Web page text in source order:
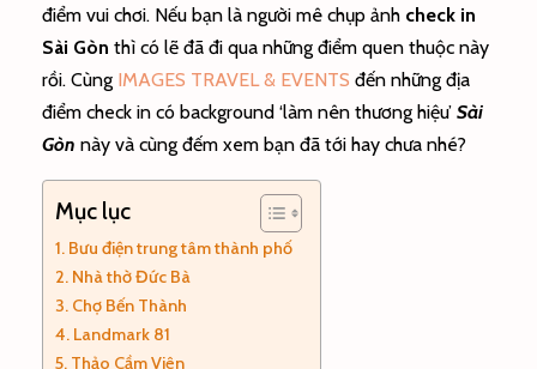
điểm vui chơi. Nếu bạn là người mê chụp ảnh check in
Sài Gòn thì có lẽ đã đi qua những điểm quen thuộc này
rồi. Cùng IMAGES TRAVEL & EVENTS đến những địa
điểm check in có background ‘làm nên thương hiệu’ Sài
Gòn này và cùng đếm xem bạn đã tới hay chưa nhé?
Mục lục
Bưu điện trung tâm thành phố
Nhà thờ Đức Bà
Chợ Bến Thành
Landmark 81
Thảo Cầm Viên